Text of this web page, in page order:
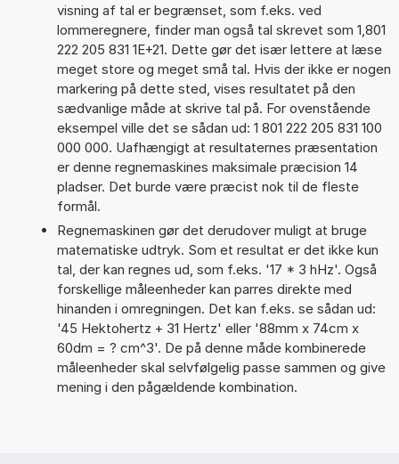
visning af tal er begrænset, som f.eks. ved
lommeregnere, finder man også tal skrevet som 1,801
222 205 831 1E+21. Dette gør det især lettere at læse
meget store og meget små tal. Hvis der ikke er nogen
markering på dette sted, vises resultatet på den
sædvanlige måde at skrive tal på. For ovenstående
eksempel ville det se sådan ud: 1 801 222 205 831 100
000 000. Uafhængigt at resultaternes præsentation
er denne regnemaskines maksimale præcision 14
pladser. Det burde være præcist nok til de fleste
formål.
Regnemaskinen gør det derudover muligt at bruge
matematiske udtryk. Som et resultat er det ikke kun
tal, der kan regnes ud, som f.eks. '17 * 3 hHz'. Også
forskellige måleenheder kan parres direkte med
hinanden i omregningen. Det kan f.eks. se sådan ud:
'45 Hektohertz + 31 Hertz' eller '88mm x 74cm x
60dm = ? cm^3'. De på denne måde kombinerede
måleenheder skal selvfølgelig passe sammen og give
mening i den pågældende kombination.